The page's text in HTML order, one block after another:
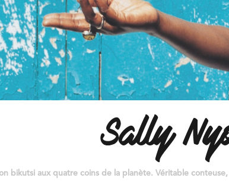
Sally
bikutsi aux quatre coins de la planète. Véritable